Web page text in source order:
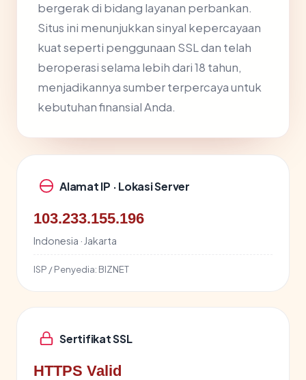
bergerak di bidang layanan perbankan.
Situs ini menunjukkan sinyal kepercayaan
kuat seperti penggunaan SSL dan telah
beroperasi selama lebih dari 18 tahun,
menjadikannya sumber terpercaya untuk
kebutuhan finansial Anda.
Alamat IP · Lokasi Server
103.233.155.196
Indonesia · Jakarta
ISP / Penyedia: BIZNET
Sertifikat SSL
HTTPS Valid